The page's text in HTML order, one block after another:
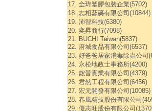
17. 全瑋塑膠包裝企業(5702)
18. 志相蔘藥有限公司(10844)
19. 沛智科技(6380)
20. 奕昇商行(7098)
21. BUCHI Taiwan(5837)
22. 府城食品有限公司(6537)
23. 好爸爸居家消毒除蟲公司
24. 永松地政士事務所(4200)
25. 鋐晉實業有限公司(4379)
26. 君然工程有限公司(6456)
27. 宏元開發有限公司(10085)
28. 春風精技股份有限公司
29. 優志旺股份有限公司